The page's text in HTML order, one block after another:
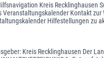
Kreis
Kontakt
Hilfestellungen zu
Kreis Recklinghausen Der